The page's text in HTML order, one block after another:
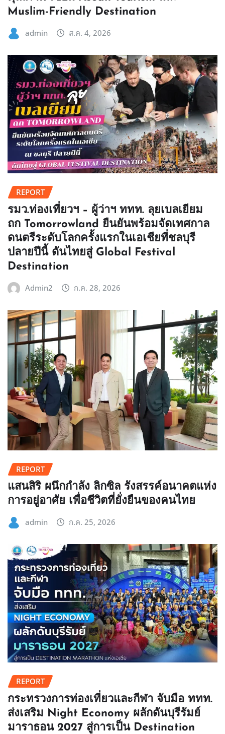
Muslim-Friendly Destination
admin ส.ค. 4, 2026
REPORT
รมว.ท่องเที่ยวฯ – ผู้ว่าฯ ททท. ลุยเบลเยียม
ถก Tomorrowland ยืนยันพร้อมจัดเทศกาล
ดนตรีระดับโลกครั้งแรกในเอเชียที่ชลบุรี
ปลายปีนี้ ดันไทยสู่ Global Festival
Destination
Admin2 ก.ค. 28, 2026
REPORT
แสนสิริ ผนึกกำลัง ลิกซิล รังสรรค์อนาคตแห่ง
การอยู่อาศัย เพื่อชีวิตที่ยั่งยืนของคนไทย
admin ก.ค. 25, 2026
REPORT
กระทรวงการท่องเที่ยวและกีฬา จับมือ ททท.
ส่งเสริม Night Economy ผลักดันบุรีรัมย์
มาราธอน 2027 สู่การเป็น Destination